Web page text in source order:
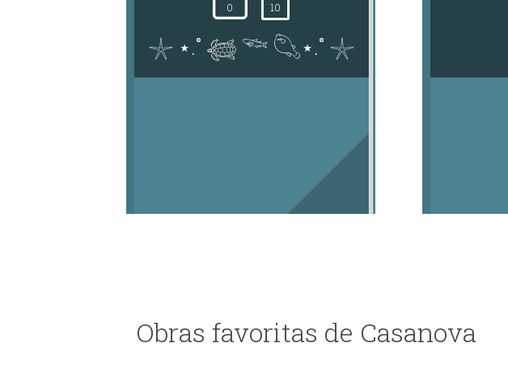
0 10
𓇼 ⋆.˚ 𓆉 𓆝 𓆡⋆.˚ 𓇼
Obras favoritas de Casanova